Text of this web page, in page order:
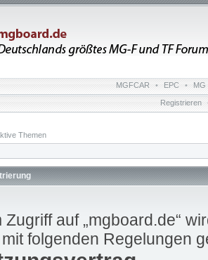
MGFCAR • EPC • MG
Registrieren
Themen
Zugriff auf „mgboard.de“
folgenden Regelungen